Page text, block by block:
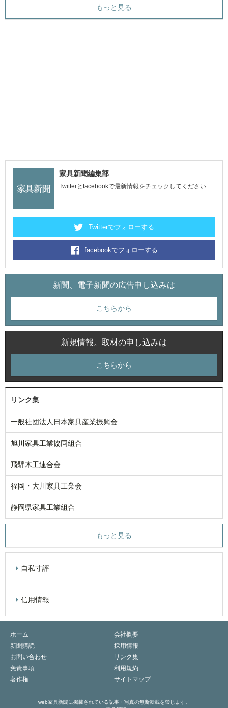
もっと見る
家具新聞編集部
Twitterとfacebookで最新情報をチェックしてください
Twitterでフォローする
facebookでフォローする
新聞、電子新聞の広告申し込みは
こちらから
新規情報。取材の申し込みは
こちらから
リンク集
一般社団法人日本家具産業振興会
旭川家具工業協同組合
飛騨木工連合会
福岡・大川家具工業会
静岡県家具工業組合
もっと見る
自私寸評
信用情報
ホーム
会社概要
新聞購読
採用情報
お問い合わせ
リンク集
免責事項
利用規約
著作権
サイトマップ
web家具新聞に掲載されている記事・写真の無断転載を禁じます。